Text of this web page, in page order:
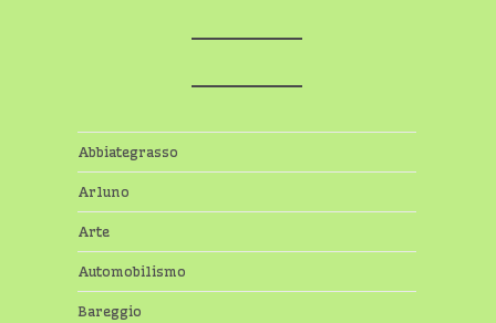
Abbiategrasso
Arluno
Arte
Automobilismo
Bareggio